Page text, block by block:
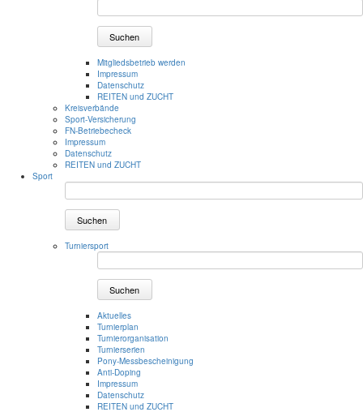
Suchen
Mitgliedsbetrieb werden
Impressum
Datenschutz
REITEN und ZUCHT
Kreisverbände
Sport-Versicherung
FN-Betriebecheck
Impressum
Datenschutz
REITEN und ZUCHT
Sport
Suchen
Turniersport
Suchen
Aktuelles
Turnierplan
Turnierorganisation
Turnierserien
Pony-Messbescheinigung
Anti-Doping
Impressum
Datenschutz
REITEN und ZUCHT